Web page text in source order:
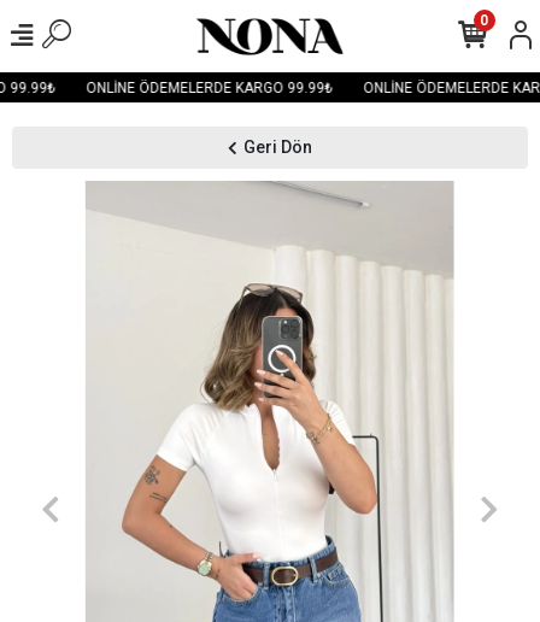
99.99₺ ONLİNE ÖDEMELERDE KARGO 99.99₺ ONLİNE ÖDEMELERDE
0
Geri Dön